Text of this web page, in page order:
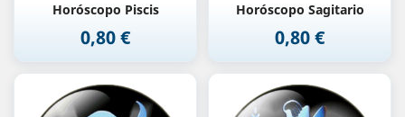
Horóscopo Piscis
Precio
0,80 €
Horóscopo Sagitario
Precio
0,80 €